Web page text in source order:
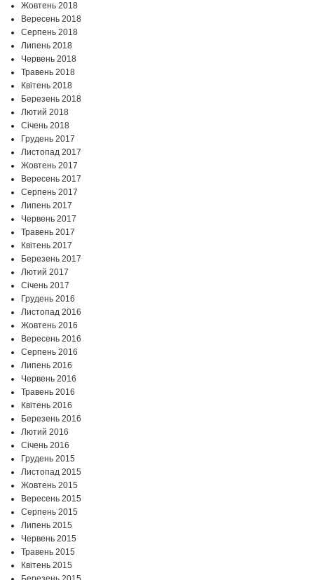
Жовтень 2018
Вересень 2018
Серпень 2018
Липень 2018
Червень 2018
Травень 2018
Квітень 2018
Березень 2018
Лютий 2018
Січень 2018
Грудень 2017
Листопад 2017
Жовтень 2017
Вересень 2017
Серпень 2017
Липень 2017
Червень 2017
Травень 2017
Квітень 2017
Березень 2017
Лютий 2017
Січень 2017
Грудень 2016
Листопад 2016
Жовтень 2016
Вересень 2016
Серпень 2016
Липень 2016
Червень 2016
Травень 2016
Квітень 2016
Березень 2016
Лютий 2016
Січень 2016
Грудень 2015
Листопад 2015
Жовтень 2015
Вересень 2015
Серпень 2015
Липень 2015
Червень 2015
Травень 2015
Квітень 2015